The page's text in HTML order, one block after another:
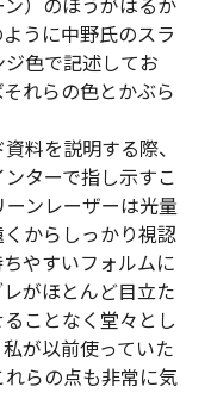
うに中野氏のスラ
色で記述してお
れらの色とかぶら
料を説明する際、
ターで指し示すこ
ーンレーザーは光量
からしっかり視認
やすいフォルムに
がほとんど目立た
ことなく堂々とし
が以前使っていた
らの点も非常に気